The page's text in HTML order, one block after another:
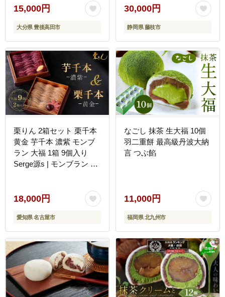
15,000円
大分県 豊後高田市
和菓子 洋菓子 ギフト お
取り寄せ 抹茶 アイス ジ
ェラート ロールケーキ
30,000円
静岡県 藤枝市
栗りん 2箱セット 栗千本
黄金 芋千本 濃紫 モンブ
ラン 大福 1箱 9個入り
Serge源s | モンブラン 和
れ ギフト プレゼント 贈
り物 手土産 人気 おすす
め 送料無料
18,000円
愛知県 名古屋市
なごし 抹茶 生大福 10個
羽二重餅 最高級丹波大納
言 つぶ餡
11,000円
福岡県 北九州市